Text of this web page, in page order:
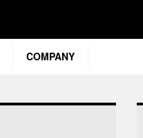
COMPANY